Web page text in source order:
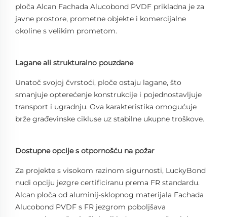
ploča Alcan Fachada Alucobond PVDF prikladna je za
javne prostore, prometne objekte i komercijalne
okoline s velikim prometom.
Lagane ali strukturalno pouzdane
Unatoč svojoj čvrstoći, ploče ostaju lagane, što
smanjuje opterećenje konstrukcije i pojednostavljuje
transport i ugradnju. Ova karakteristika omogućuje
brže građevinske cikluse uz stabilne ukupne troškove.
Dostupne opcije s otpornošću na požar
Za projekte s visokom razinom sigurnosti, LuckyBond
nudi opciju jezgre certificiranu prema FR standardu.
Alcan ploča od aluminij-sklopnog materijala Fachada
Alucobond PVDF s FR jezgrom poboljšava